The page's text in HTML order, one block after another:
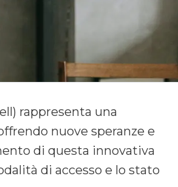
rappresenta una
nuove speranze e
di questa innovativa
di accesso e lo stato